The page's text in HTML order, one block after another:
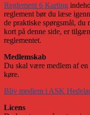
Reglement 6 Karting
reglement bør du læse
de praktiske spørgsmål, du
kort på denne side, er
reglementet.
Medlemskab
Du skal være medlem af
køre.
Bliv medlem i ASK
Licens